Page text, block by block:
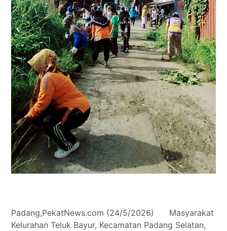
Padang,PekatNews.com (24/5/2026) Masyarakat
Kelurahan Teluk Bayur, Kecamatan Padang Selatan,